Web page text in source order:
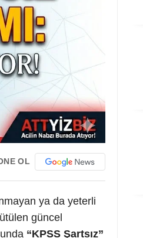
OL
ya da yeterli
güncel
“KPSS Şartsız”